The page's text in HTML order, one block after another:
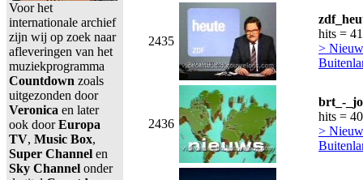
Voor het
internationale archief
zijn wij op zoek naar
afleveringen van het
muziekprogramma
Countdown zoals
uitgezonden door
Veronica en later
ook doorEuropa
TV, Music Box,
Super Channel en
Sky Channel onder
2435
hits =
>
2436
brt_-
hits =
>